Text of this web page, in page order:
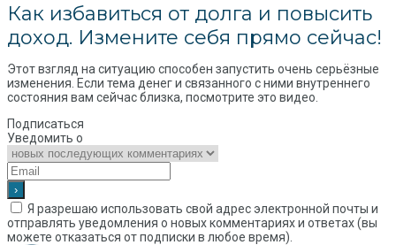
Как избавиться от долга и повысить
доход. Измените себя прямо сейчас!
Этот взгляд на ситуацию способен запустить очень серьёзные
изменения. Если тема денег и связанного с ними внутреннего
состояния вам сейчас близка, посмотрите это видео.
Подписаться
Уведомить о
Я разрешаю использовать свой адрес электронной почты и
отправлять уведомления о новых комментариях и ответах (вы
можете отказаться от подписки в любое время).